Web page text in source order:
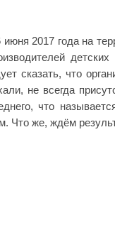
июня 2017 года на
сказать, что
не всегда
что
Что же, ждём